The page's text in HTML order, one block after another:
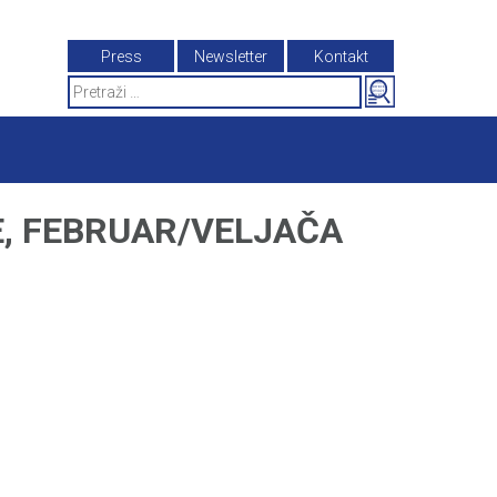
Press Newsletter
Kontakt
Search
for:
FEBRUAR/VELJAČA